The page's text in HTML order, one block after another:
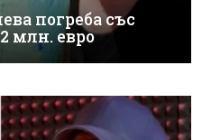
погреба със
млн. евро